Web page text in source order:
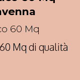
60 Mq
Mq di qualità